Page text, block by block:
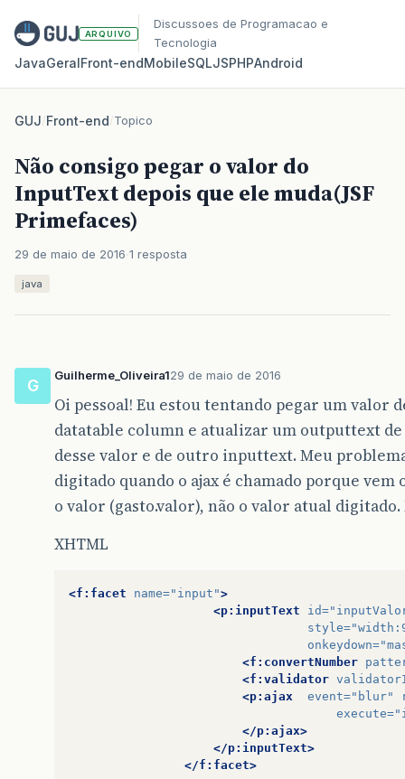
ARQUIVO
Discussoes de Programacao e
Tecnologia
JavaGeralFront‑endMobileSQLJSPHPAndroid
GUJ/Front-end/Topico
Não consigo pegar o valor do
InputText depois que ele muda(JSF
Primefaces)
29 de maio de 2016 1 resposta
java
G
Guilherme_Oliveira129 de maio de 2016
Oi pessoal! Eu estou tentando pegar um
datatable column e atualizar um outputtext
desse valor e de outro inputtext. Meu
digitado quando o ajax é chamado porque
o valor (gasto.valor), não o valor atual digitado.
XHTML
<f:facet name="input">
<p:inputText
id=
style=
onkeydown=
<f:convertNumber
<f:validator
<p:ajax
event="blur"
execute=
</p:ajax>
</p:inputText>
</f:facet>